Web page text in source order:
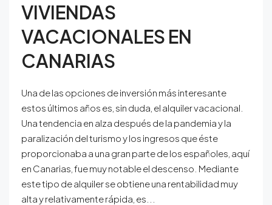
VIVIENDAS
VACACIONALES EN
CANARIAS
Una de las opciones de inversión más interesante
estos últimos años es, sin duda, el alquiler vacacional.
Una tendencia en alza después de la pandemia y la
paralización del turismo y los ingresos que éste
proporcionaba a una gran parte de los españoles, aquí
en Canarias, fue muy notable el descenso. Mediante
este tipo de alquiler se obtiene una rentabilidad muy
alta y relativamente rápida, es...